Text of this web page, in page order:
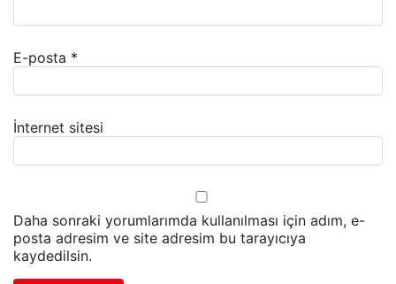
E-posta *
İnternet sitesi
Daha sonraki yorumlarımda kullanılması için adım, e-
posta adresim ve site adresim bu tarayıcıya
kaydedilsin.